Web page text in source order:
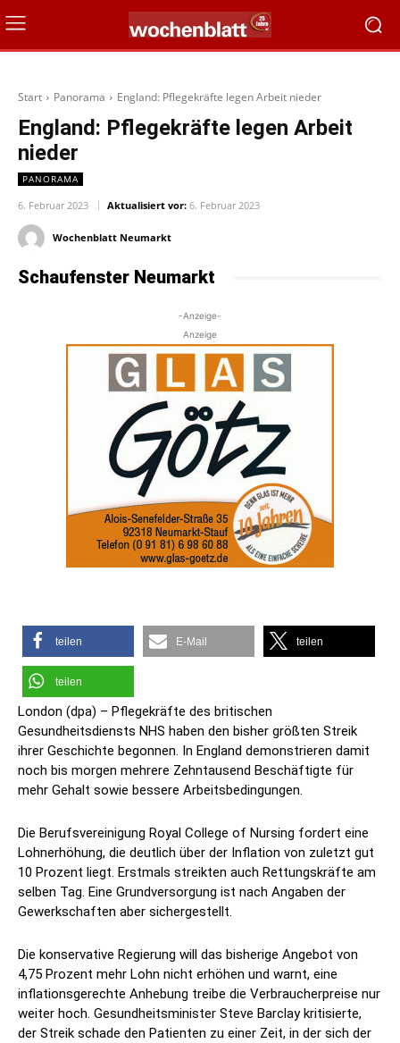
Start Panorama England: Pflegekräfte legen Arbeit nieder
England: Pflegekräfte legen Arbeit
nieder
PANORAMA
6. Februar 2023 Aktualisiert vor: 6. Februar 2023
Wochenblatt Neumarkt
Schaufenster Neumarkt
-Anzeige-
Anzeige
teilen E-Mail teilen
teilen
London (dpa) – Pflegekräfte des britischen
Gesundheitsdiensts NHS haben den bisher größten Streik
ihrer Geschichte begonnen. In England demonstrieren damit
noch bis morgen mehrere Zehntausend Beschäftigte für
mehr Gehalt sowie bessere Arbeitsbedingungen.
Die Berufsvereinigung Royal College of Nursing fordert eine
Lohnerhöhung, die deutlich über der Inflation von zuletzt gut
10 Prozent liegt. Erstmals streikten auch Rettungskräfte am
selben Tag. Eine Grundversorgung ist nach Angaben der
Gewerkschaften aber sichergestellt.
Die konservative Regierung will das bisherige Angebot von
4,75 Prozent mehr Lohn nicht erhöhen und warnt, eine
inflationsgerechte Anhebung treibe die Verbraucherpreise nur
weiter hoch. Gesundheitsminister Steve Barclay kritisierte,
der Streik schade den Patienten zu einer Zeit, in der sich der